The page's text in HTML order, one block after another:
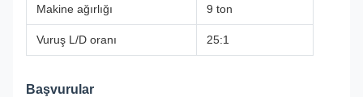
Makine ağırlığı 9 ton
Vuruş L/D oranı 25:1
Başvurular